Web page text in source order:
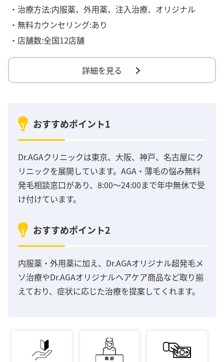
・治療方法:内服薬、外用薬、注入治療、オリジナル
・無料カウンセリング:あり
・店舗数:全国12店舗
詳細を見る
おすすめポイント1
Dr.AGAクリニックは東京、大阪、神戸、名古屋にク
リニックを展開しています。AGA・薄毛の悩み無料
発毛相談窓口があり、8:00～24:00まで年中無休で受
け付けています。
おすすめポイント2
内服薬・外用薬に加え、Dr.AGAオリジナル超発毛メ
ソ治療やDr.AGAオリジナルヘアケア商品など取り揃
えており、症状に応じた治療を提案してくれます。